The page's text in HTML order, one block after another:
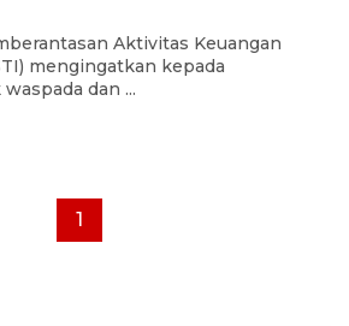
Aktivitas Keuangan
mengingatkan kepada
dan ...
1